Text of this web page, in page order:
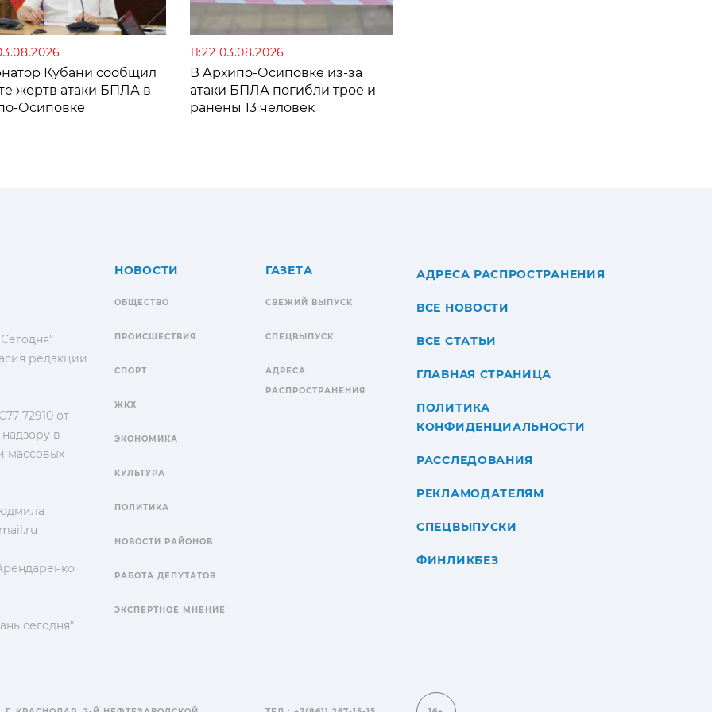
Кубани сообщил
жертв атаки БПЛА в
Осиповке
11:22 03.08.2026
В Архипо-Осиповке из-за
атаки БПЛА погибли трое и
ранены 13 человек
редакции
72910 от
в
массовых
сегодня"
НОВОСТИ
ОБЩЕСТВО
ПРОИСШЕСТВИЯ
СПОРТ
ЖКХ
ЭКОНОМИКА
КУЛЬТУРА
ПОЛИТИКА
НОВОСТИ РАЙОНОВ
РАБОТА ДЕПУТАТОВ
ЭКСПЕРТНОЕ МНЕНИЕ
ГАЗЕТА
СВЕЖИЙ ВЫПУСК
СПЕЦВЫПУСК
АДРЕСА
РАСПРОСТРАНЕНИЯ
АДРЕСА РАСПРОСТРАНЕНИЯ
ВСЕ НОВОСТИ
ВСЕ СТАТЬИ
ГЛАВНАЯ СТРАНИЦА
ПОЛИТИКА
КОНФИДЕНЦИАЛЬНОСТИ
РАССЛЕДОВАНИЯ
РЕКЛАМОДАТЕЛЯМ
СПЕЦВЫПУСКИ
ФИНЛИКБЕЗ